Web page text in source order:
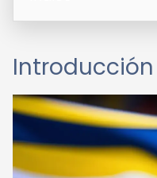
Introducción